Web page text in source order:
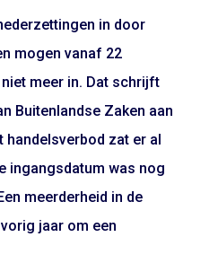
in door
mogen vanaf 22
meer in. Dat schrijft
Buitenlandse Zaken aan
handelsverbod zat er al
ingangsdatum was nog
meerderheid in de
jaar om een